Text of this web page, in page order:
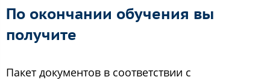
По окончании обучения вы
получите
Пакет документов в соответствии с